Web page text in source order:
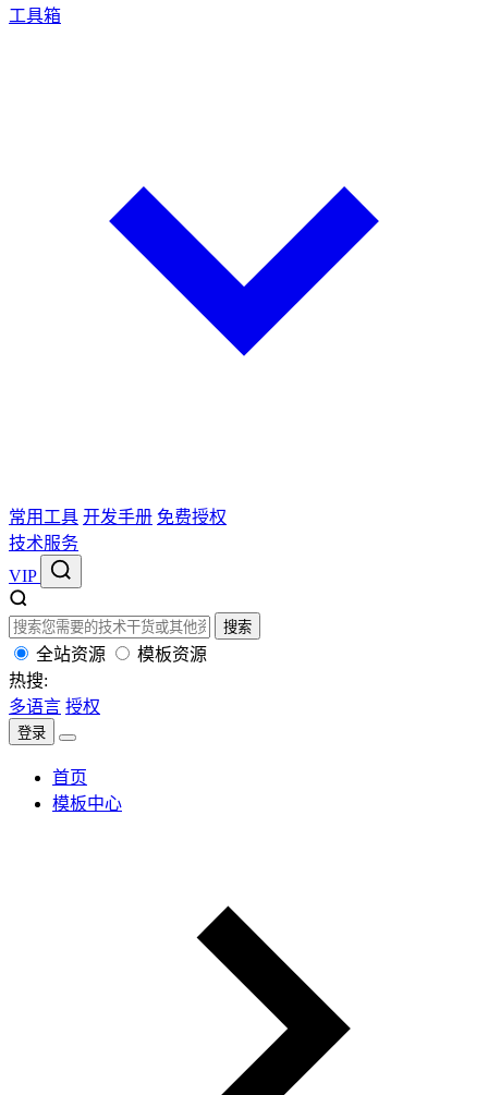
工具箱
常用工具 开发手册 免费授权
技术服务
VIP
搜索
全站资源
模板资源
热搜:
多语言 授权
登录
首页
模板中心